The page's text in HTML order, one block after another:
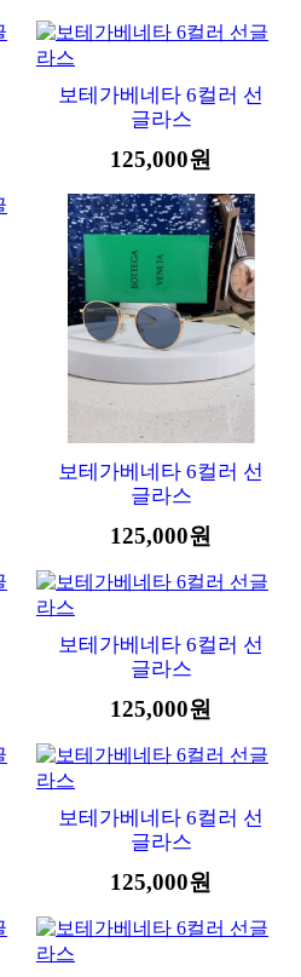
보테가베네타 6컬러 선
글라스
125,000원
보테가베네타 6컬러 선
글라스
125,000원
보테가베네타 6컬러 선
글라스
125,000원
보테가베네타 6컬러 선
글라스
125,000원